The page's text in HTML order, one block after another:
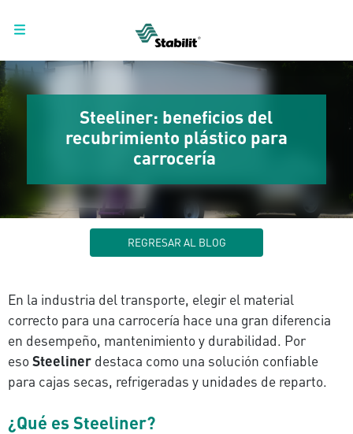
Steeliner: beneficios del
recubrimiento plástico para
carrocería
REGRESAR AL BLOG
En la industria del transporte, elegir el material
correcto para una carrocería hace una gran diferencia
en desempeño, mantenimiento y durabilidad. Por
esoSteeliner destaca como una solución confiable
para cajas secas, refrigeradas y unidades de reparto.
¿Qué es Steeliner?